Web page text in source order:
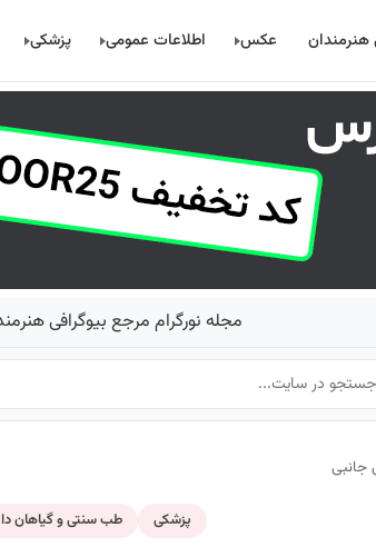
هنرمندان عکس اطلاعات عمومی پزشکی
مجله نورگرام مرجع بیوگرافی
جانبی
پزشکی طب سنتی و گیاهان